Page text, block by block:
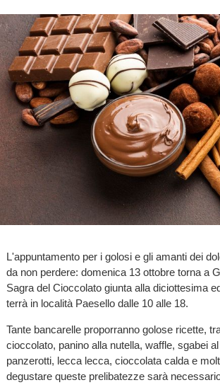
L'appuntamento per i golosi e gli amanti dei
da non perdere: domenica 13 ottobre torna a
Sagra del Cioccolato giunta alla diciottesima
terrà in località Paesello dalle 10 alle 18.
Tante bancarelle proporranno golose ricette,
cioccolato, panino alla nutella, waffle, sgabei
panzerotti, lecca lecca, cioccolata calda e
degustare queste prelibatezze sarà